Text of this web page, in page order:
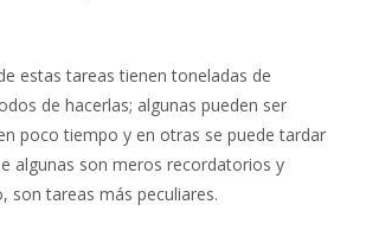
estas tareas tienen toneladas de
de hacerlas; algunas pueden ser
poco tiempo y en otras se puede tardar
algunas son meros recordatorios y
son tareas más peculiares.